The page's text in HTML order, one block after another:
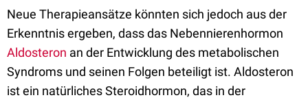
Neue Therapieansätze könnten sich jedoch aus der
Erkenntnis ergeben, dass das Nebennierenhormon
Aldosteron an der Entwicklung des metabolischen
Syndroms und seinen Folgen beteiligt ist. Aldosteron
ist ein natürliches Steroidhormon, das in der